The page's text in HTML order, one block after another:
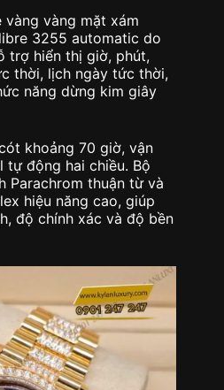
vàng vàng mặt xám
3255 automatic do
trợ hiển thị giờ, phút,
thời, lịch ngày tức thời,
năng dừng kim giây
khoảng 70 giờ, vận
tự động hai chiều. Bộ
Parachrom thuận từ và
hiệu năng cao, giúp
độ chính xác và độ bền